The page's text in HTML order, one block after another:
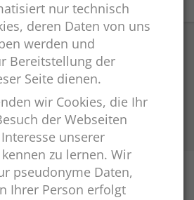
navigation
8. bis
gesperrt
wird die Hammerauer Geh-
bis 19. Juni gesperrt. Grund hierfür
nur technisch
deren Daten von uns
werden und
Bereitstellung der
Seite dienen.
wir Cookies, die Ihr
der Webseiten
unserer
zu lernen. Wir
pseudonyme Daten,
Ihrer Person erfolgt